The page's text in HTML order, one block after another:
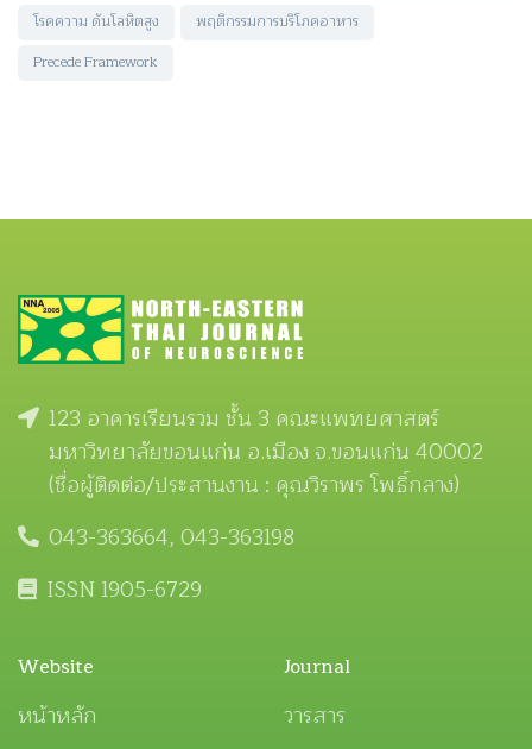
โรคความ ดันโลหิตสูง
พฤติกรรมการบริโภคอาหาร
Precede Framework
123 อาคารเรียนรวม ชั้น 3 คณะแพทยศาสตร์
มหาวิทยาลัยขอนแก่น อ.เมือง จ.ขอนแก่น 40002
(ชื่อผู้ติดต่อ/ประสานงาน : คุณวิราพร โพธิ์กลาง)
043-363664, 043-363198
ISSN 1905-6729
Website
หน้าหลัก
Journal
วารสาร